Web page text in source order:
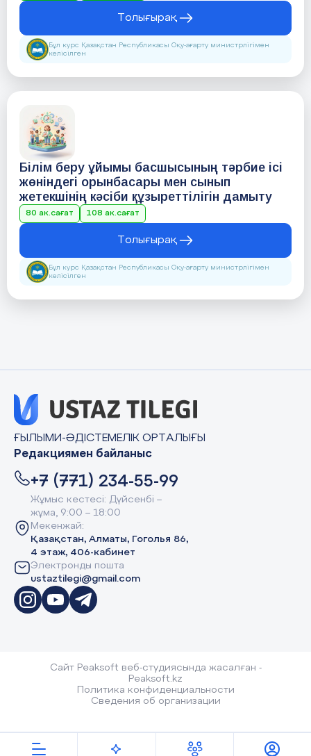
Толығырақ
Бұл курс Қазақстан Республикасы Оқу-ағарту министрлігімен
келісілген
Білім беру ұйымы басшысының тәрбие ісі
жөніндегі орынбасары мен сынып
жетекшінің кәсіби құзыреттілігін дамыту
80 ак.сағат 108 ак.сағат
Толығырақ
Бұл курс Қазақстан Республикасы Оқу-ағарту министрлігімен
келісілген
ҒЫЛЫМИ-ӘДІСТЕМЕЛІК ОРТАЛЫҒЫ
Редакциямен байланыс
+7 (771) 234-55-99
Жұмыс кестесі: Дүйсенбі –
жұма, 9:00 – 18:00
Мекенжай:
Қазақстан, Алматы, Гоголья 86,
4 этаж, 406-кабинет
Электронды пошта
ustaztilegi@gmail.com
Сайт Peaksoft веб-студиясында жасалған -
Peaksoft.kz
Политика конфиденциальности
Сведения об организации